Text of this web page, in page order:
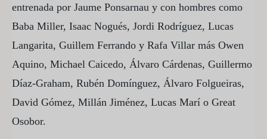
entrenada por Jaume Ponsarnau y con hombres como
Baba Miller, Isaac Nogués, Jordi Rodríguez, Lucas
Langarita, Guillem Ferrando y Rafa Villar más Owen
Aquino, Michael Caicedo, Álvaro Cárdenas, Guillermo
Díaz-Graham, Rubén Domínguez, Álvaro Folgueiras,
David Gómez, Millán Jiménez, Lucas Marí o Great
Osobor.